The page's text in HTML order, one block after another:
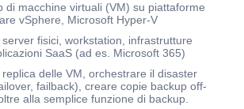
di macchine virtuali (VM) su piattaforme
vSphere, Microsoft Hyper-V
fisici, workstation, infrastrutture
SaaS (ad es. Microsoft 365)
delle VM, orchestrare il disaster
failback), creare copie backup off-
alla semplice funzione di backup.